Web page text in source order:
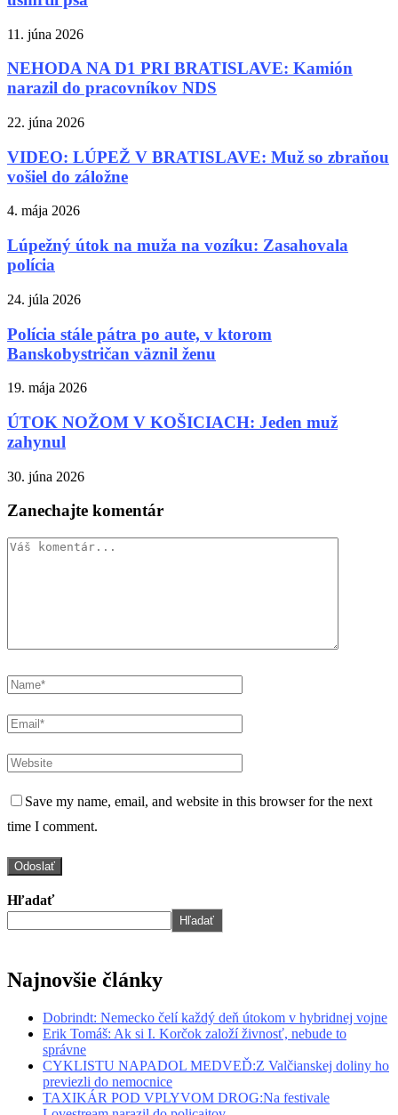
11. júna 2026
NEHODA NA D1 PRI BRATISLAVE: Kamión
narazil do pracovníkov NDS
22. júna 2026
VIDEO: LÚPEŽ V BRATISLAVE: Muž so zbraňou
vošiel do záložne
4. mája 2026
Lúpežný útok na muža na vozíku: Zasahovala
polícia
24. júla 2026
Polícia stále pátra po aute, v ktorom
Banskobystričan väznil ženu
19. mája 2026
ÚTOK NOŽOM V KOŠICIACH: Jeden muž
zahynul
30. júna 2026
Zanechajte komentár
Save my name, email, and website in this browser for the next
time I comment.
Hľadať
Hľadať
Najnovšie články
Dobrindt: Nemecko čelí každý deň útokom v hybridnej vojne
Erik Tomáš: Ak si I. Korčok založí živnosť, nebude to
správne
CYKLISTU NAPADOL MEDVEĎ:Z Valčianskej doliny ho
previezli do nemocnice
TAXIKÁR POD VPLYVOM DROG:Na festivale